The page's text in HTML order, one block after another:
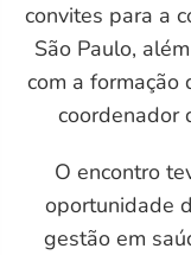
convites para a
São Paulo,
com a formação
coordenador
O encontro
oportunidade
gestão em